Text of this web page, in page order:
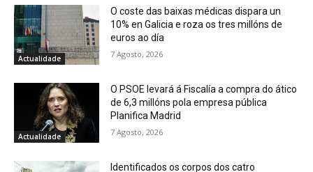
Actualidade
O coste das baixas médicas dispara un
10% en Galicia e roza os tres millóns de
euros ao día
7 Agosto, 2026
Actualidade
O PSOE levará á Fiscalía a compra do ático
de 6,3 millóns pola empresa pública
Planifica Madrid
7 Agosto, 2026
Identificados os corpos dos catro